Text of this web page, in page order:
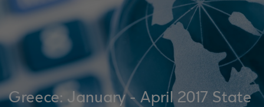
Greece: January - April 2017 State